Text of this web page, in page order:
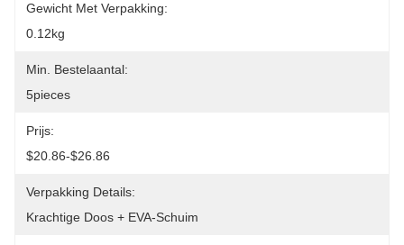
Gewicht Met Verpakking:
0.12kg
Min. Bestelaantal:
5pieces
Prijs:
$20.86-$26.86
Verpakking Details:
Krachtige Doos + EVA-Schuim